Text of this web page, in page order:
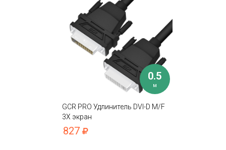
0.5
м
GCR PRO Удлинитель DVI-D M/F
3Х экран
827